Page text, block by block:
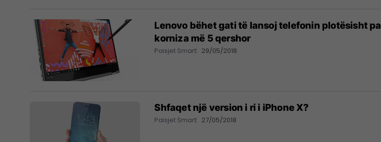
Lenovo bëhet gati të lansoj telefonin plotësisht pa
korniza më 5 qershor
Paisjet Smart 29/05/2018
Shfaqet një version i ri i iPhone X?
Paisjet Smart 27/05/2018